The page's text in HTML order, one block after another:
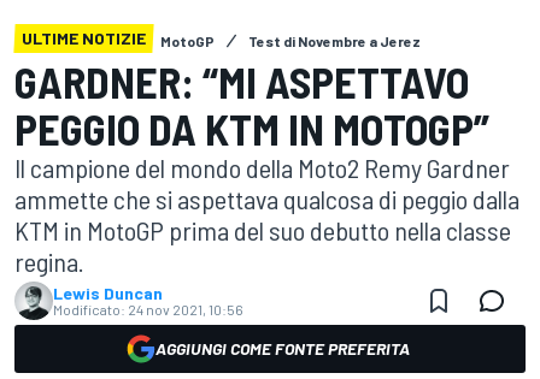
ULTIME NOTIZIE MotoGP Test di Novembre a Jerez
GARDNER: “MI ASPETTAVO
PEGGIO DA KTM IN MOTOGP”
Il campione del mondo della Moto2 Remy Gardner
ammette che si aspettava qualcosa di peggio dalla
KTM in MotoGP prima del suo debutto nella classe
regina.
Lewis Duncan
Modificato: 24 nov 2021, 10:56
AGGIUNGI COME FONTE PREFERITA